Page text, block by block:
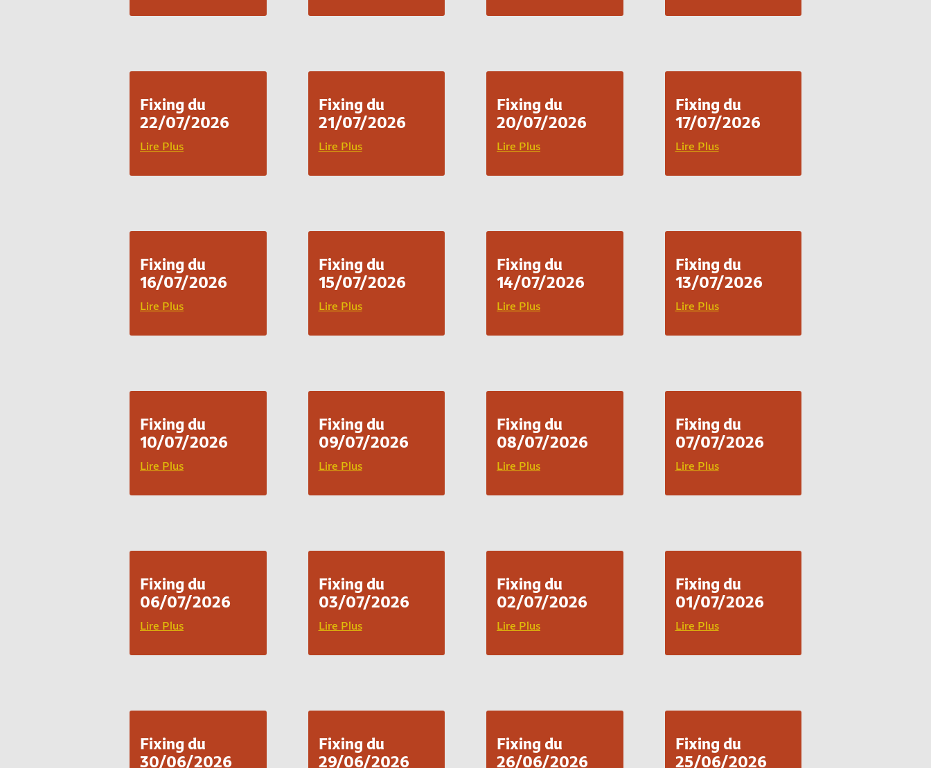
Fixing du
22/07/2026
Lire Plus
Fixing du
21/07/2026
Lire Plus
Fixing du
20/07/2026
Lire Plus
Fixing du
17/07/2026
Lire Plus
Fixing du
16/07/2026
Lire Plus
Fixing du
15/07/2026
Lire Plus
Fixing du
14/07/2026
Lire Plus
Fixing du
13/07/2026
Lire Plus
Fixing du
10/07/2026
Lire Plus
Fixing du
09/07/2026
Lire Plus
Fixing du
08/07/2026
Lire Plus
Fixing du
07/07/2026
Lire Plus
Fixing du
06/07/2026
Lire Plus
Fixing du
03/07/2026
Lire Plus
Fixing du
02/07/2026
Lire Plus
Fixing du
01/07/2026
Lire Plus
Fixing du
30/06/2026
Fixing du
29/06/2026
Fixing du
26/06/2026
Fixing du
25/06/2026